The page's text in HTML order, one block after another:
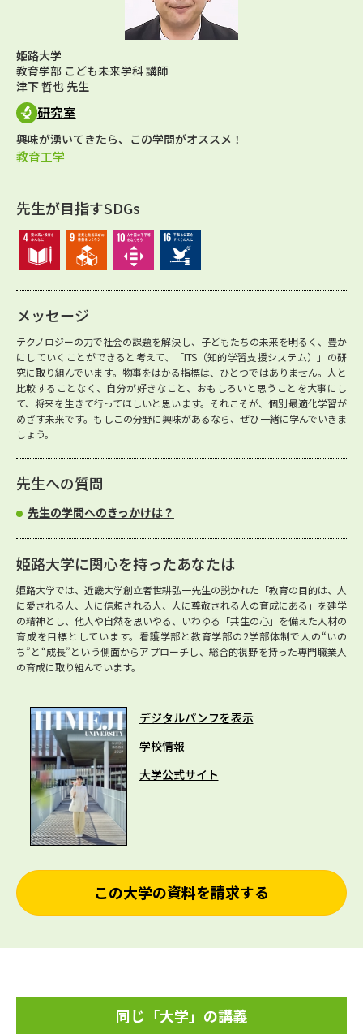
姫路大学
教育学部 こども未来学科 講師
津下 哲也 先生
研究室
興味が湧いてきたら、この学問がオススメ！
教育工学
先生が目指すSDGs
メッセージ
テクノロジーの力で社会の課題を解決し、子どもたちの未来を明るく、豊か
にしていくことができると考えて、「ITS（知的学習支援システム）」の研
究に取り組んでいます。物事をはかる指標は、ひとつではありません。人と
比較することなく、自分が好きなこと、おもしろいと思うことを大事にし
て、将来を生きて行ってほしいと思います。それこそが、個別最適化学習が
めざす未来です。もしこの分野に興味があるなら、ぜひ一緒に学んでいきま
しょう。
先生への質問
先生の学問へのきっかけは？
姫路大学に関心を持ったあなたは
姫路大学では、近畿大学創立者世耕弘一先生の説かれた「教育の目的は、人
に愛される人、人に信頼される人、人に尊敬される人の育成にある」を建学
の精神とし、他人や自然を思いやる、いわゆる「共生の心」を備えた人材の
育成を目標としています。看護学部と教育学部の2学部体制で人の“いの
ち”と“成長”という側面からアプローチし、総合的視野を持った専門職業人
の育成に取り組んでいます。
デジタルパンフを表示
学校情報
大学公式サイト
この大学の資料を請求する
同じ「大学」の講義